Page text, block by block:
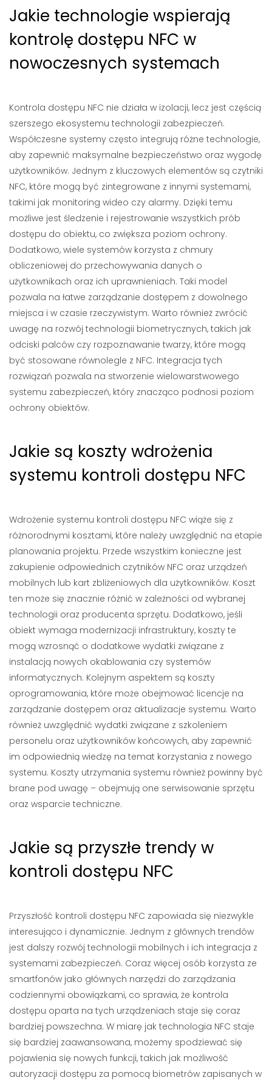
Jakie technologie wspierają
kontrolę dostępu NFC w
nowoczesnych systemach
Kontrola dostępu NFC nie działa w izolacji, lecz jest częścią
szerszego ekosystemu technologii zabezpieczeń.
Współczesne systemy często integrują różne technologie,
aby zapewnić maksymalne bezpieczeństwo oraz wygodę
użytkowników. Jednym z kluczowych elementów są czytniki
NFC, które mogą być zintegrowane z innymi systemami,
takimi jak monitoring wideo czy alarmy. Dzięki temu
możliwe jest śledzenie i rejestrowanie wszystkich prób
dostępu do obiektu, co zwiększa poziom ochrony.
Dodatkowo, wiele systemów korzysta z chmury
obliczeniowej do przechowywania danych o
użytkownikach oraz ich uprawnieniach. Taki model
pozwala na łatwe zarządzanie dostępem z dowolnego
miejsca i w czasie rzeczywistym. Warto również zwrócić
uwagę na rozwój technologii biometrycznych, takich jak
odciski palców czy rozpoznawanie twarzy, które mogą
być stosowane równolegle z NFC. Integracja tych
rozwiązań pozwala na stworzenie wielowarstwowego
systemu zabezpieczeń, który znacząco podnosi poziom
ochrony obiektów.
Jakie są koszty wdrożenia
systemu kontroli dostępu NFC
Wdrożenie systemu kontroli dostępu NFC wiąże się z
różnorodnymi kosztami, które należy uwzględnić na etapie
planowania projektu. Przede wszystkim konieczne jest
zakupienie odpowiednich czytników NFC oraz urządzeń
mobilnych lub kart zbliżeniowych dla użytkowników. Koszt
ten może się znacznie różnić w zależności od wybranej
technologii oraz producenta sprzętu. Dodatkowo, jeśli
obiekt wymaga modernizacji infrastruktury, koszty te
mogą wzrosnąć o dodatkowe wydatki związane z
instalacją nowych okablowania czy systemów
informatycznych. Kolejnym aspektem są koszty
oprogramowania, które może obejmować licencje na
zarządzanie dostępem oraz aktualizacje systemu. Warto
również uwzględnić wydatki związane z szkoleniem
personelu oraz użytkowników końcowych, aby zapewnić
im odpowiednią wiedzę na temat korzystania z nowego
systemu. Koszty utrzymania systemu również powinny być
brane pod uwagę – obejmują one serwisowanie sprzętu
oraz wsparcie techniczne.
Jakie są przyszłe trendy w
kontroli dostępu NFC
Przyszłość kontroli dostępu NFC zapowiada się niezwykle
interesująco i dynamicznie. Jednym z głównych trendów
jest dalszy rozwój technologii mobilnych i ich integracja z
systemami zabezpieczeń. Coraz więcej osób korzysta ze
smartfonów jako głównych narzędzi do zarządzania
codziennymi obowiązkami, co sprawia, że kontrola
dostępu oparta na tych urządzeniach staje się coraz
bardziej powszechna. W miarę jak technologia NFC staje
się bardziej zaawansowana, możemy spodziewać się
pojawienia się nowych funkcji, takich jak możliwość
autoryzacji dostępu za pomocą biometrów zapisanych w